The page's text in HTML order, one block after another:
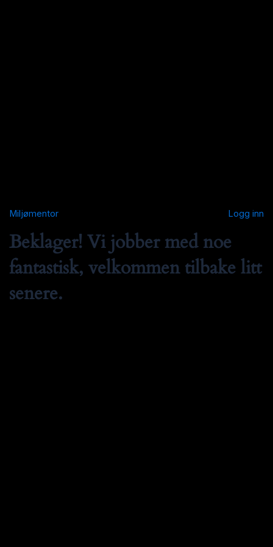
Miljømentor Logg inn
Beklager! Vi jobber med noe
fantastisk, velkommen tilbake litt
senere.